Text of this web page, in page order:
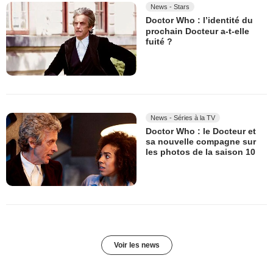
News - Stars
Doctor Who : l’identité du
prochain Docteur a-t-elle
fuité ?
News - Séries à la TV
Doctor Who : le Docteur et
sa nouvelle compagne sur
les photos de la saison 10
Voir les news